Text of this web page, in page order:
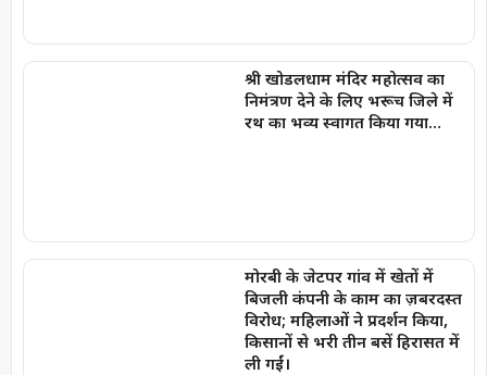
श्री खोडलधाम मंदिर महोत्सव का
निमंत्रण देने के लिए भरूच जिले में
रथ का भव्य स्वागत किया गया…
मोरबी के जेटपर गांव में खेतों में
बिजली कंपनी के काम का ज़बरदस्त
विरोध; महिलाओं ने प्रदर्शन किया,
किसानों से भरी तीन बसें हिरासत में
ली गईं।